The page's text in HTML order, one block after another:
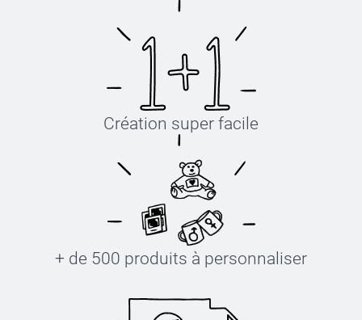
Création super facile
+ de 500 produits à personnaliser